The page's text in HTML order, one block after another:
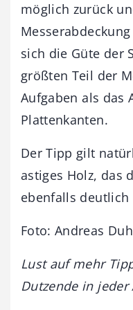
möglich zurück
sich die Güte der
größten Teil der
Aufgaben als das
Plattenkanten.
Der Tipp gilt
astiges Holz, das
ebenfalls
Foto: Andreas
Lust auf mehr
Dutzende in jeder